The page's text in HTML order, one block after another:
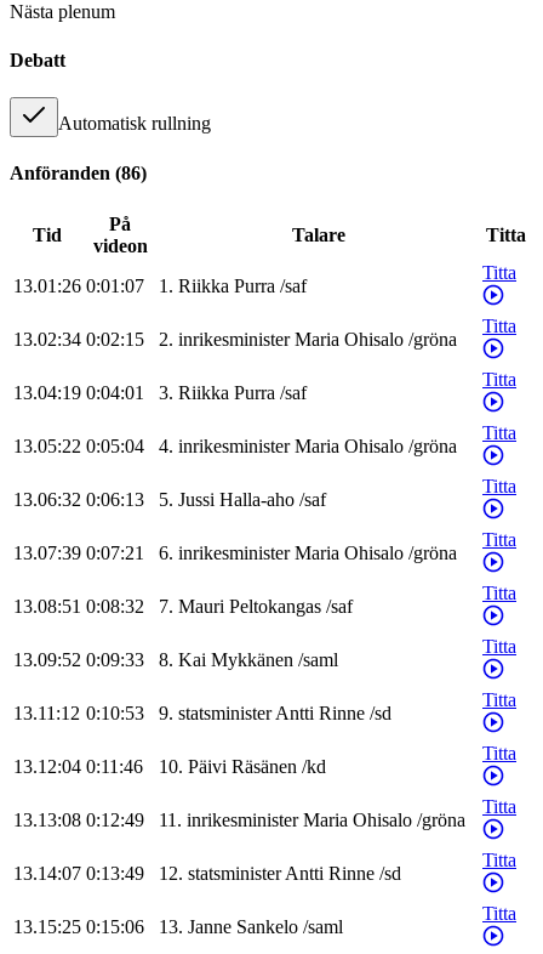
Nästa plenum
Debatt
Automatisk rullning
Anföranden (86)
Tid
På
videon
Talare Titta
13.01:26 0:01:07 1. Riikka Purra /saf
Titta
13.02:34 0:02:15 2. inrikesminister Maria Ohisalo /gröna
Titta
13.04:19 0:04:01 3. Riikka Purra /saf
Titta
13.05:22 0:05:04 4. inrikesminister Maria Ohisalo /gröna
Titta
13.06:32 0:06:13 5. Jussi Halla-aho /saf
Titta
13.07:39 0:07:21 6. inrikesminister Maria Ohisalo /gröna
Titta
13.08:51 0:08:32 7. Mauri Peltokangas /saf
Titta
13.09:52 0:09:33 8. Kai Mykkänen /saml
Titta
13.11:12 0:10:53 9. statsministerAntti Rinne /sd
Titta
13.12:04 0:11:46 10. Päivi Räsänen /kd
Titta
13.13:08 0:12:49 11. inrikesminister Maria Ohisalo /gröna
Titta
13.14:07 0:13:49 12. statsministerAntti Rinne /sd
Titta
13.15:25 0:15:06 13. Janne Sankelo /saml
Titta